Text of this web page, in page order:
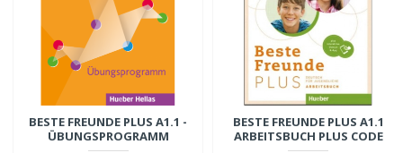
BESTE FREUNDE PLUS A1.1 -
ÜBUNGSPROGRAMM
BESTE FREUNDE PLUS A1.1
ARBEITSBUCH PLUS CODE